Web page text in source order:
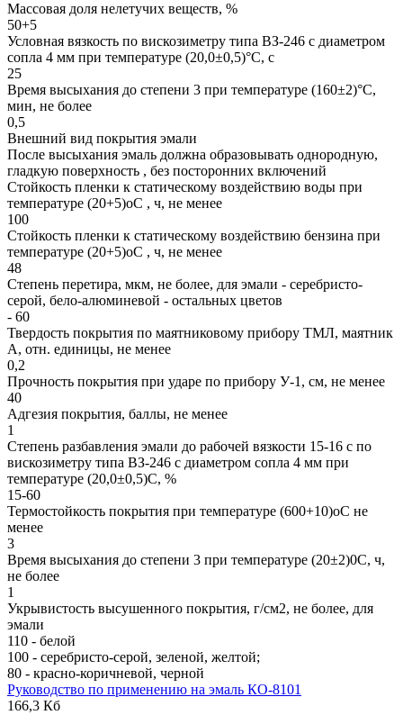
Массовая доля нелетучих веществ, %
50+5
Условная вязкость по вискозиметру типа ВЗ-246 с диаметром
сопла 4 мм при температуре (20,0±0,5)°С, с
25
Время высыхания до степени 3 при температуре (160±2)°С,
мин, не более
0,5
Внешний вид покрытия эмали
После высыхания эмаль должна образовывать однородную,
гладкую поверхность , без посторонних включений
Стойкость пленки к статическому воздействию воды при
температуре (20+5)оС , ч, не менее
100
Стойкость пленки к статическому воздействию бензина при
температуре (20+5)оС , ч, не менее
48
Степень перетира, мкм, не более, для эмали - серебристо-
серой, бело-алюминевой - остальных цветов
- 60
Твердость покрытия по маятниковому прибору ТМЛ, маятник
А, отн. единицы, не менее
0,2
Прочность покрытия при ударе по прибору У-1, см, не менее
40
Адгезия покрытия, баллы, не менее
1
Степень разбавления эмали до рабочей вязкости 15-16 с по
вискозиметру типа ВЗ-246 с диаметром сопла 4 мм при
температуре (20,0±0,5)С, %
15-60
Термостойкость покрытия при температуре (600+10)оС не
менее
3
Время высыхания до степени 3 при температуре (20±2)0С, ч,
не более
1
Укрывистость высушенного покрытия, г/см2, не более, для
эмали
110 - белой
100 - серебристо-серой, зеленой, желтой;
80 - красно-коричневой, черной
Руководство по применению на эмаль КО-8101
166,3 Кб